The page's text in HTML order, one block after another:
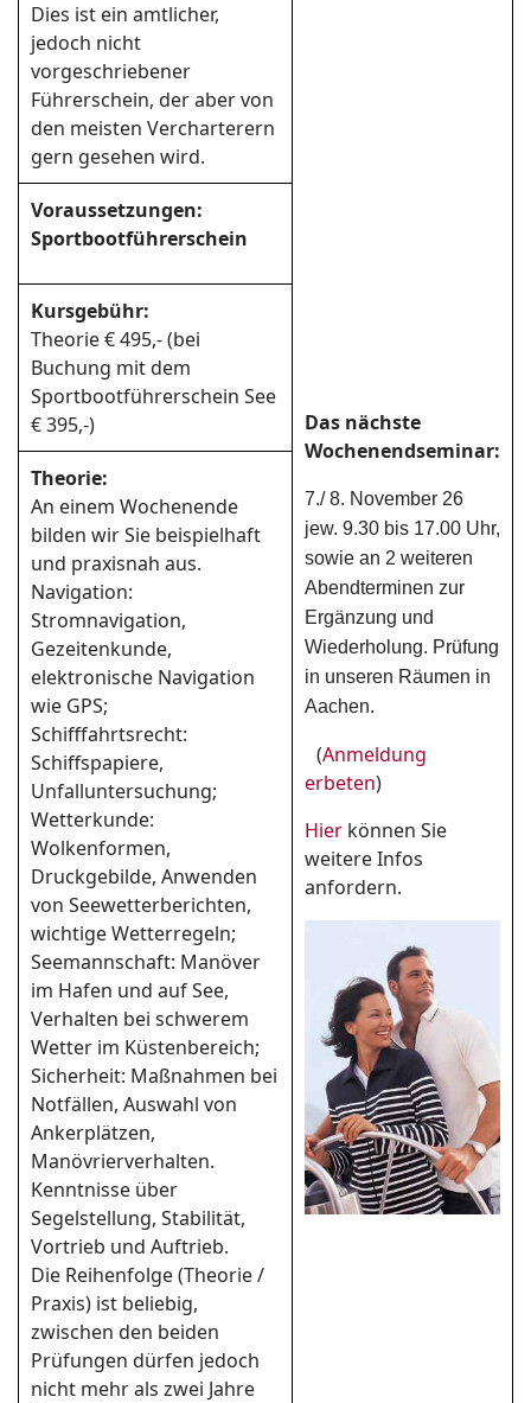
Dies ist ein amtlicher,
jedoch nicht
vorgeschriebener
Führerschein, der aber von
den meisten Vercharterern
gern gesehen wird.
Das nächste
Wochenendseminar:
7./ 8. November 26
jew. 9.30 bis 17.00 Uhr,
sowie an 2 weiteren
Abendterminen zur
Ergänzung und
Wiederholung. Prüfung
in unseren Räumen in
Aachen.
(Anmeldung
erbeten)
Hier können Sie
weitere Infos
anfordern.
Voraussetzungen:
Sportbootführerschein
Kursgebühr:
Theorie € 495,- (bei
Buchung mit dem
Sportbootführerschein See
€ 395,-)
Theorie:
An einem Wochenende
bilden wir Sie beispielhaft
und praxisnah aus.
Navigation:
Stromnavigation,
Gezeitenkunde,
elektronische Navigation
wie GPS;
Schifffahrtsrecht:
Schiffspapiere,
Unfalluntersuchung;
Wetterkunde:
Wolkenformen,
Druckgebilde, Anwenden
von Seewetterberichten,
wichtige Wetterregeln;
Seemannschaft: Manöver
im Hafen und auf See,
Verhalten bei schwerem
Wetter im Küstenbereich;
Sicherheit: Maßnahmen bei
Notfällen, Auswahl von
Ankerplätzen,
Manövrierverhalten.
Kenntnisse über
Segelstellung, Stabilität,
Vortrieb und Auftrieb.
Die Reihenfolge (Theorie /
Praxis) ist beliebig,
zwischen den beiden
Prüfungen dürfen jedoch
nicht mehr als zwei Jahre